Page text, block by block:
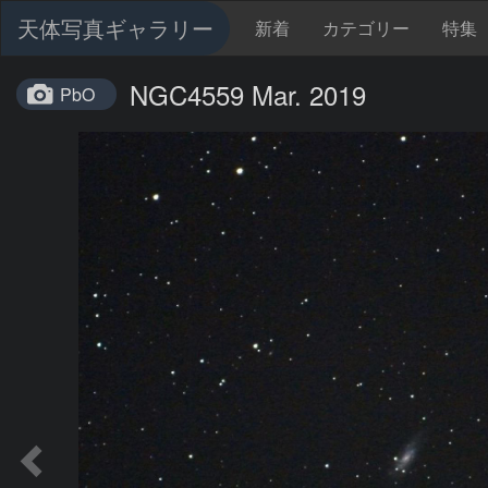
天体写真ギャラリー 新着 カテゴリー 特集
PbO NGC4559 Mar. 2019